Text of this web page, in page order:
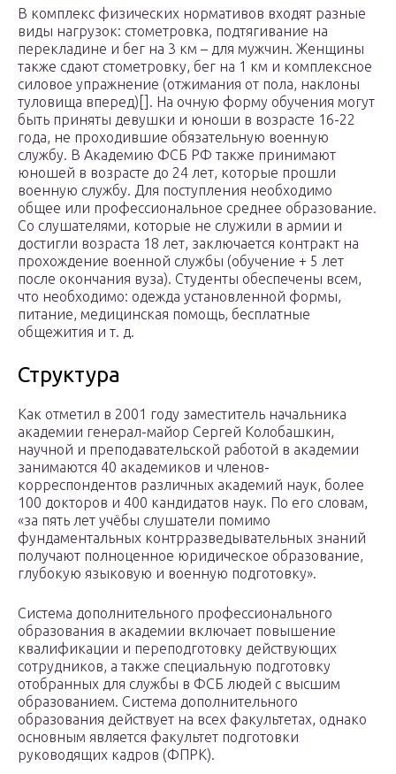
В комплекс физических нормативов входят разные
виды нагрузок: стометровка, подтягивание на
перекладине и бег на 3 км – для мужчин. Женщины
также сдают стометровку, бег на 1 км и комплексное
силовое упражнение (отжимания от пола, наклоны
туловища вперед)[]. На очную форму обучения могут
быть приняты девушки и юноши в возрасте 16-22
года, не проходившие обязательную военную
службу. В Академию ФСБ РФ также принимают
юношей в возрасте до 24 лет, которые прошли
военную службу. Для поступления необходимо
общее или профессиональное среднее образование.
Со слушателями, которые не служили в армии и
достигли возраста 18 лет, заключается контракт на
прохождение военной службы (обучение + 5 лет
после окончания вуза). Студенты обеспечены всем,
что необходимо: одежда установленной формы,
питание, медицинская помощь, бесплатные
общежития и т. д.
Структура
Как отметил в 2001 году заместитель начальника
академии генерал-майор Сергей Колобашкин,
научной и преподавательской работой в академии
занимаются 40 академиков и членов-
корреспондентов различных академий наук, более
100 докторов и 400 кандидатов наук. По его словам,
«за пять лет учёбы слушатели помимо
фундаментальных контрразведывательных знаний
получают полноценное юридическое образование,
глубокую языковую и военную подготовку».
Система дополнительного профессионального
образования в академии включает повышение
квалификации и переподготовку действующих
сотрудников, а также специальную подготовку
отобранных для службы в ФСБ людей с высшим
образованием. Система дополнительного
образования действует на всех факультетах, однако
основным является факультет подготовки
руководящих кадров (ФПРК).